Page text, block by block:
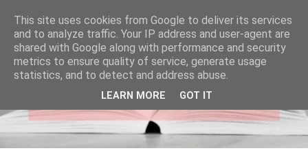
This site uses cookies from Google to deliver its services
and to analyze traffic. Your IP address and user-agent are
shared with Google along with performance and security
metrics to ensure quality of service, generate usage
statistics, and to detect and address abuse.
LEARN MORE GOT IT